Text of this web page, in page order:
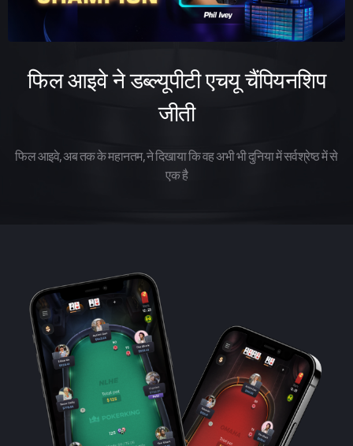
फिल आइवे ने डब्ल्यूपीटी एचयू चैंपियनशिप
जीती
फिल आइवे, अब तक के महानतम, ने दिखाया कि वह अभी भी दुनिया में सर्वश्रेष्ठ में से
एक है